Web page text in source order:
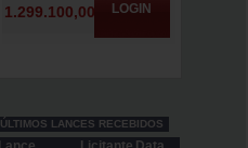
LOGIN
ÚLTIMOS LANCES RECEBIDOS